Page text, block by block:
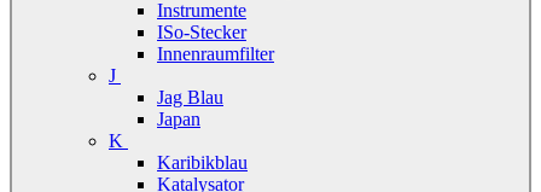
Instrumente
ISo-Stecker
Innenraumfilter
J
Jag Blau
Japan
K
Karibikblau
Katalysator